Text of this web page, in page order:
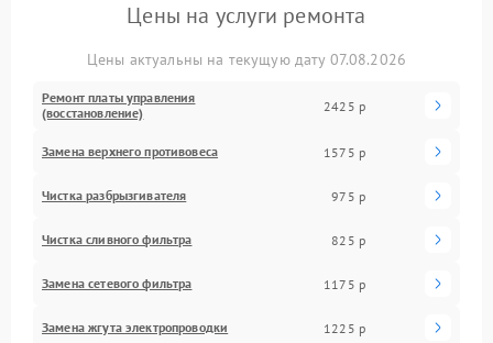
Цены на услуги ремонта
Цены актуальны на текущую дату 07.08.2026
Ремонт платы управления
(восстановление)
2425 р
Замена верхнего противовеса 1575 р
Чистка разбрызгивателя 975 р
Чистка сливного фильтра 825 р
Замена сетевого фильтра 1175 р
Замена жгута электропроводки 1225 р